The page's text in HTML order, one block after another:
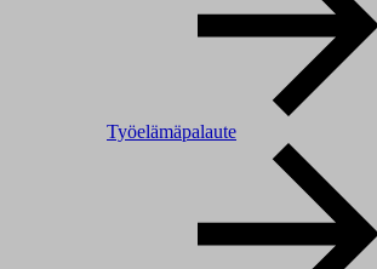
Työelämäpalaute